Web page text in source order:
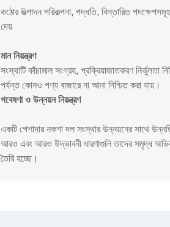
কঠোর উত্পাদন পরিকল্পনা, পদ্ধতি, বিস্তারিত
দেয়
মান নিয়ন্ত্রণ
সংস্থাটি কাঁচামাল সংগ্রহ, প্রক্রিয়াজাতকরণ নির্ভুলতা
পর্যন্ত কোনও পণ্য বাজারে না আনা নিশ্চিত করা যায়।
গবেষণা ও উন্নয়ন নিয়ন্ত্রণ
একটি পেশাদার নকশা দল সংস্থার উন্নয়নের সাথে
আরও এবং আরও উদ্ভাবনী ধারণাগুলি তাদের সমৃদ্ধ
তৈরি হচ্ছে।